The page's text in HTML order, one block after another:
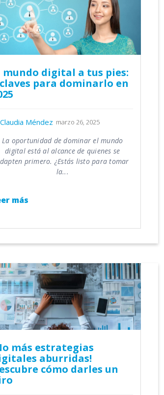
mundo digital a tus pies:
para dominarlo en
Claudia Méndez marzo 26, 2025
La oportunidad de dominar el mundo
digital está al alcance de quienes se
primero. ¿Estás listo para tomar
la...
más
más estrategias
aburridas!
cómo darles un